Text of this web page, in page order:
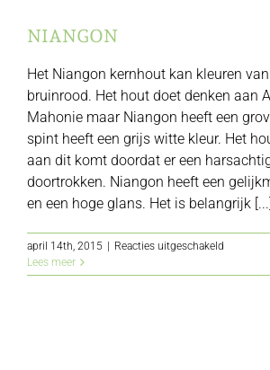
NIANGON
Het Niangon kernhout kan kleuren
bruinrood. Het hout doet denken aan
Mahonie maar Niangon heeft een
spint heeft een grijs witte kleur. Het
aan dit komt doordat er een
doortrokken. Niangon heeft een
en een hoge glans. Het is belangrijk [...]
april 14th, 2015 Reacties uitgeschakeld
Lees meer